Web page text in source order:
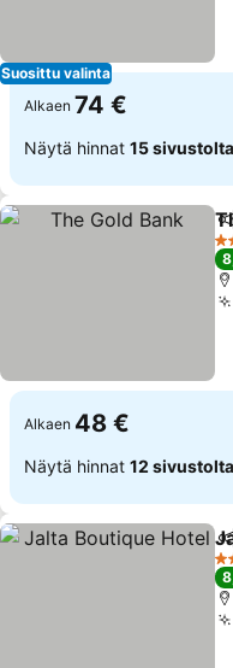
Suosittu valinta
Alkaen 74 €
Näytä hinnat 15 sivustolta
4
Alkaen 48 €
Näytä hinnat 12 sivustolta
5